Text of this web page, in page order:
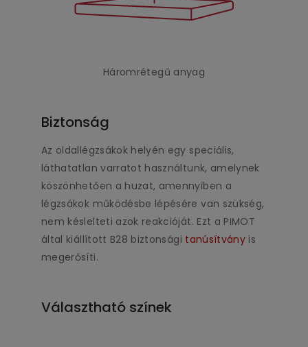
Háromrétegű anyag
Biztonság
Az oldallégzsákok helyén egy speciális,
láthatatlan varratot használtunk, amelynek
köszönhetően a huzat, amennyiben a
légzsákok működésbe lépésére van szükség,
nem késlelteti azok reakcióját. Ezt a PIMOT
által kiállított B28 biztonsági tanúsítvány is
megerősíti.
Választható színek